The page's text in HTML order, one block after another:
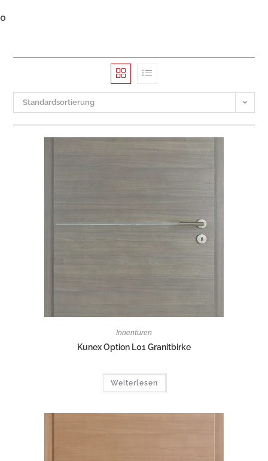
0
Standardsortierung
Innentüren
Kunex Option L01 Granitbirke
Weiterlesen